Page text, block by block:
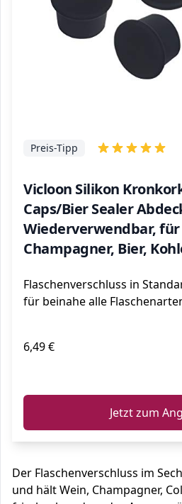
Vicloon Silikon
Caps/Bier Sealer
Wiederverwendbar, für
Champagner, Bier,
Preis-Tipp
Flaschenverschluss in
für beinahe alle
6,49 €
Jetzt zum
Der Flaschenverschluss im
und hält Wein, Champagner,